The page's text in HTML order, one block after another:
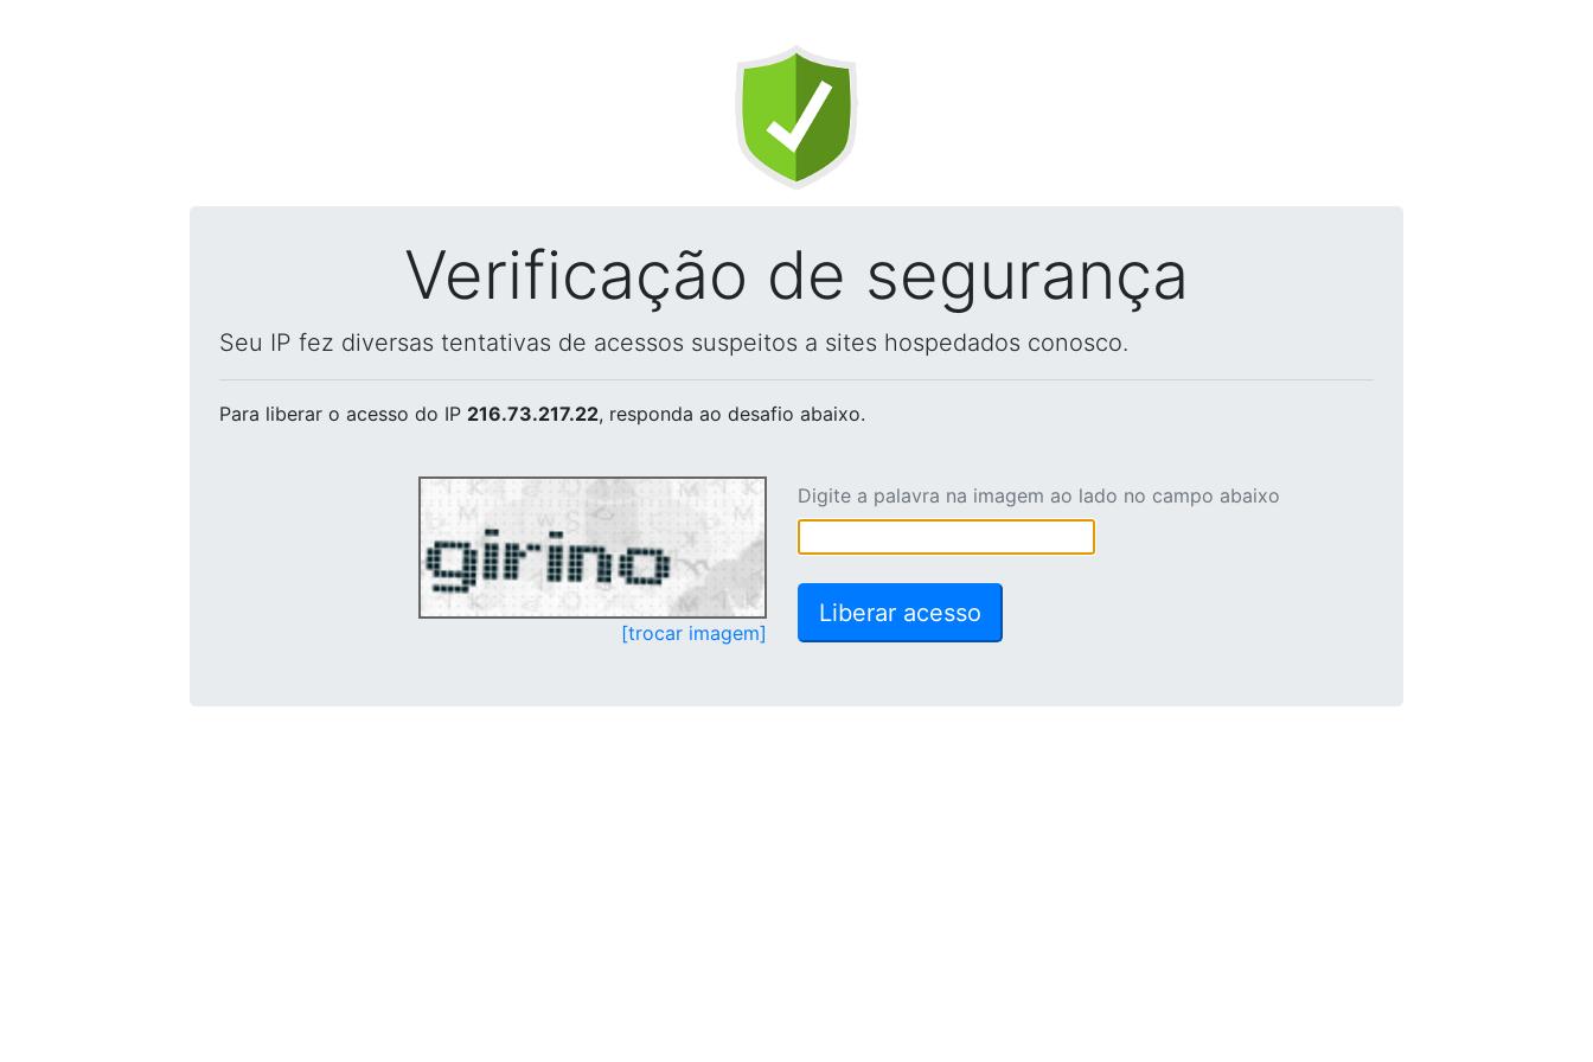
Verificação de segurança
Seu IP fez diversas tentativas de acessos suspeitos a sites hospedados conosco.
Para liberar o acesso do IP 216.73.217.22, responda ao desafio abaixo.
[trocar imagem]
Digite a palavra na imagem ao lado no campo abaixo